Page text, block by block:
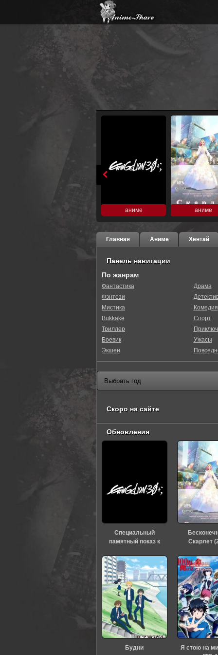
аниме аниме
Главная Аниме Хентай
Панель навигации
По жанрам
Фантастика
Фэнтези
Мистика
Bukkake
Триллер
Боевик
Экшен
Драма
Комедия
Спорт
Ужасы
Скоро на сайте
Обновления
Специальный
памятный показ к
«Евангелиона» (2026)
Скарлет
Будни
Я стою на